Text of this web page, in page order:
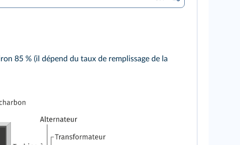
85 % (il dépend du taux de remplissage de la